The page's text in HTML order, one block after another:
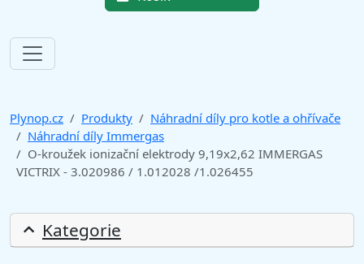
Plynop.cz Produkty
Náhradní díly pro kotle a ohřívače
Náhradní díly Immergas
O-kroužek ionizační elektrody 9,19x2,62 IMMERGAS
VICTRIX - 3.020986 / 1.012028 /1.026455
Kategorie